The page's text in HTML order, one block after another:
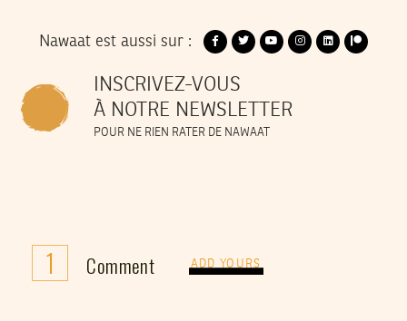
Nawaat est aussi sur :
INSCRIVEZ-VOUS
À NOTRE NEWSLETTER
POUR NE RIEN RATER DE NAWAAT
1 Comment ADD YOURS